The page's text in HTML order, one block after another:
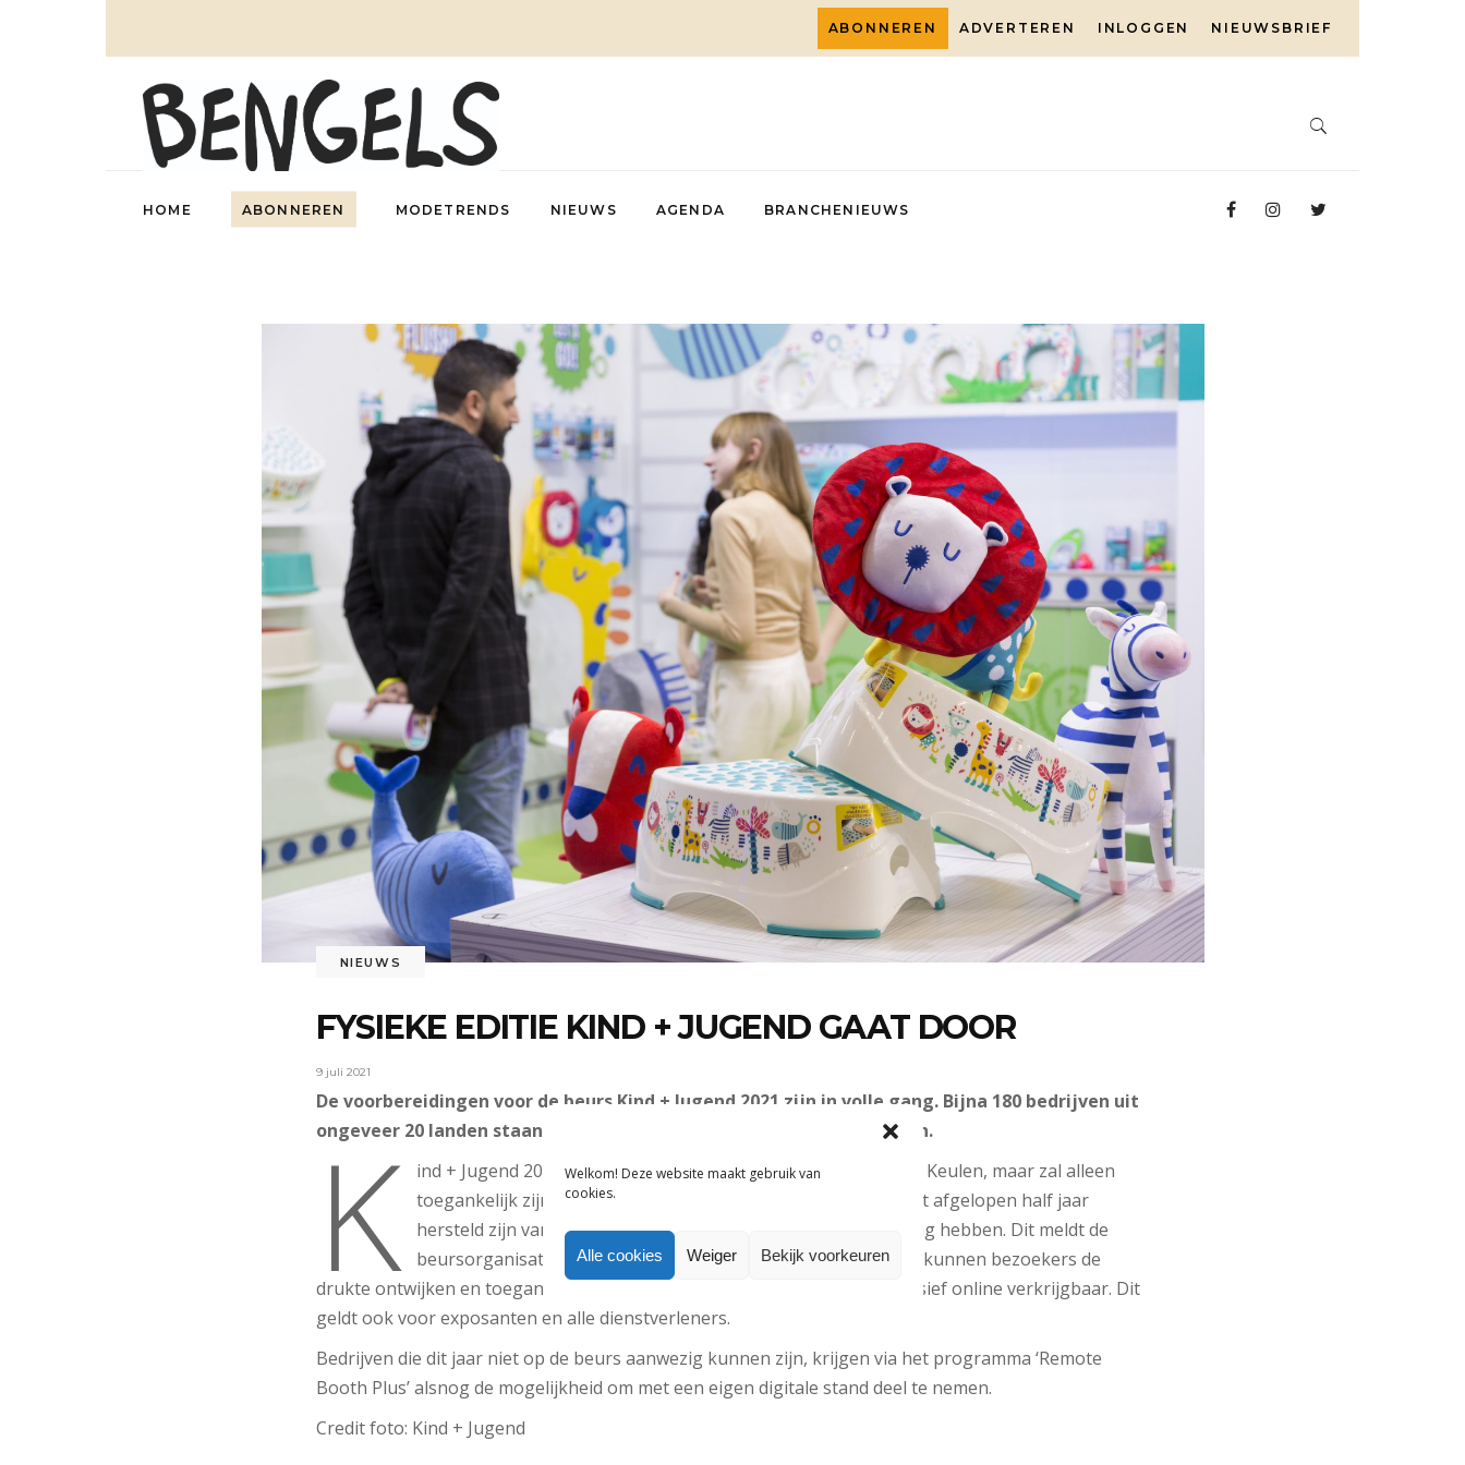
Welkom! Deze website maakt gebruik van
cookies.
Alle cookies Weiger Bekijk voorkeuren
ABONNEREN ADVERTEREN INLOGGEN NIEUWSBRIEF
HOME ABONNEREN MODETRENDS NIEUWS AGENDA BRANCHENIEUWS
NIEUWS
FYSIEKE EDITIE KIND + JUGEND GAAT DOOR
9 juli 2021
De voorbereidingen voor de beurs Kind + Jugend 2021 zijn in volle gang. Bijna 180 bedrijven uit
ongeveer 20 landen staan ​​in september op de fysieke editie in Keulen.
K
ind + Jugend 2021 gaat van 9 tot en met 11 september door in Keulen, maar zal alleen
toegankelijk zijn voor personen die volledig zijn ingeënt, in het afgelopen half jaar
hersteld zijn van COVID-19 of een actuele, negatieve testuitslag hebben. Dit meldt de
beursorganisatie in een persbericht. Met behulp van een app kunnen bezoekers de
drukte ontwijken en toegangskaarten voor bezoekers en media zijn exclusief online verkrijgbaar. Dit
geldt ook voor exposanten en alle dienstverleners.
Bedrijven die dit jaar niet op de beurs aanwezig kunnen zijn, krijgen via het programma ‘Remote
Booth Plus’ alsnog de mogelijkheid om met een eigen digitale stand deel te nemen.
Credit foto: Kind + Jugend